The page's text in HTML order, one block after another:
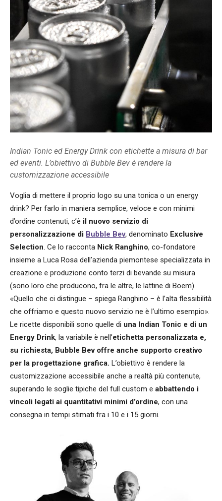
Indian Tonic ed Energy Drink con etichette a misura di bar
ed eventi. L’obiettivo di Bubble Bev è rendere la
customizzazione accessibile
Voglia di mettere il proprio logo su una tonica o un energy
drink? Per farlo in maniera semplice, veloce e con minimi
d’ordine contenuti, c’è il nuovo servizio di
personalizzazione di Bubble Bev, denominato Exclusive
Selection. Ce lo racconta Nick Ranghino, co-fondatore
insieme a Luca Rosa dell’azienda piemontese specializzata in
creazione e produzione conto terzi di bevande su misura
(sono loro che producono, fra le altre, le lattine di Boem).
«Quello che ci distingue – spiega Ranghino – è l’alta flessibilità
che offriamo e questo nuovo servizio ne è l’ultimo esempio».
Le ricette disponibili sono quelle di una Indian Tonic e di un
Energy Drink, la variabile è nell’etichetta personalizzata e,
su richiesta, Bubble Bev offre anche supporto creativo
per la progettazione grafica. L’obiettivo è rendere la
customizzazione accessibile anche a realtà più contenute,
superando le soglie tipiche del full custom e abbattendo i
vincoli legati ai quantitativi minimi d’ordine, con una
consegna in tempi stimati fra i 10 e i 15 giorni.